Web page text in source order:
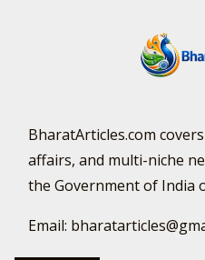
BharatArticles.com
affairs, and multi-niche
the Government of India
Email: